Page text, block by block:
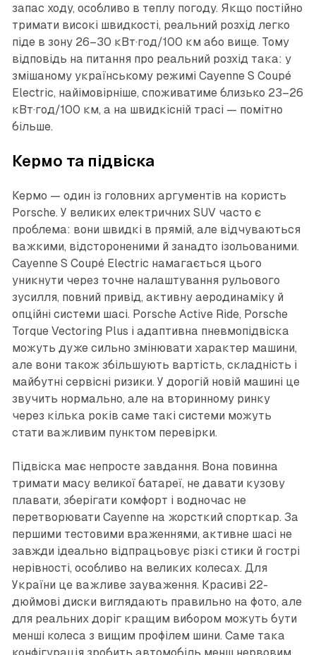
запас ходу, особливо в теплу погоду. Якщо постійно
тримати високі швидкості, реальний розхід легко
піде в зону 26–30 кВт·год/100 км або вище. Тому
відповідь на питання про реальний розхід така: у
змішаному українському режимі Cayenne S Coupé
Electric, найімовірніше, споживатиме близько 23–26
кВт·год/100 км, а на швидкісній трасі — помітно
більше.
Кермо та підвіска
Кермо — один із головних аргументів на користь
Porsche. У великих електричних SUV часто є
проблема: вони швидкі в прямій, але відчуваються
важкими, відстороненими й занадто ізольованими.
Cayenne S Coupé Electric намагається цього
уникнути через точне налаштування рульового
зусилля, повний привід, активну аеродинаміку й
опційні системи шасі. Porsche Active Ride, Porsche
Torque Vectoring Plus і адаптивна пневмопідвіска
можуть дуже сильно змінювати характер машини,
але вони також збільшують вартість, складність і
майбутні сервісні ризики. У дорогій новій машині це
звучить нормально, але на вторинному ринку
через кілька років саме такі системи можуть
стати важливим пунктом перевірки.
Підвіска має непросте завдання. Вона повинна
тримати масу великої батареї, не давати кузову
плавати, зберігати комфорт і водночас не
перетворювати Cayenne на жорсткий спорткар. За
першими тестовими враженнями, активне шасі не
завжди ідеально відпрацьовує різкі стики й гострі
нерівності, особливо на великих колесах. Для
України це важливе зауваження. Красиві 22-
дюймові диски виглядають правильно на фото, але
для реальних доріг кращим вибором можуть бути
менші колеса з вищим профілем шини. Саме така